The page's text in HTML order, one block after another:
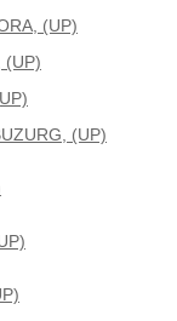
(UP)
(UP)
(UP)